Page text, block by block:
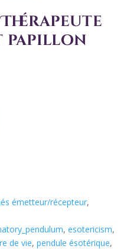
papillon
émetteur/récepteur,
, esotericism,
de vie, pendule ésotérique,